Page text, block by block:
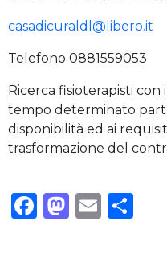
casadicuraldl@libero.it
Telefono 0881559053
Ricerca fisioterapisti
tempo determinato
disponibilità ed ai
trasformazione del
Facebook
Email